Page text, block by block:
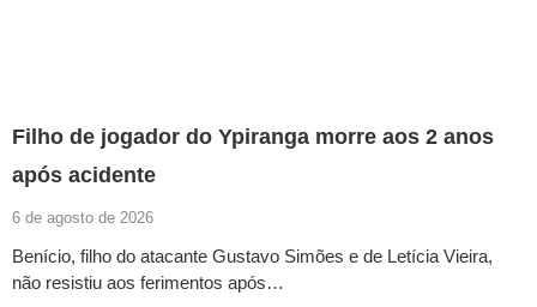
Filho de jogador do Ypiranga morre aos 2 anos
após acidente
6 de agosto de 2026
Benício, filho do atacante Gustavo Simões e de Letícia Vieira,
não resistiu aos ferimentos após…